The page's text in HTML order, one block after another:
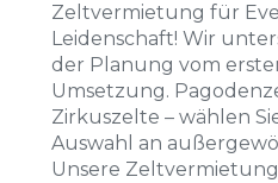
Zeltvermietung für
Leidenschaft! Wir
der Planung vom
Umsetzung.
Zirkuszelte – wählen
Auswahl an
Unsere